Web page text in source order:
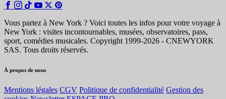
Vous partez à New York ? Voici toutes les infos pour votre voyage à
New York : visites incontournables, musées, observatoires, pass,
sport, comédies musicales. Copyright 1999-2026 - CNEWYORK
SAS. Tous droits réservés.
À propos de nous
Mentions légales CGV Politique de confidentialité Gestion des